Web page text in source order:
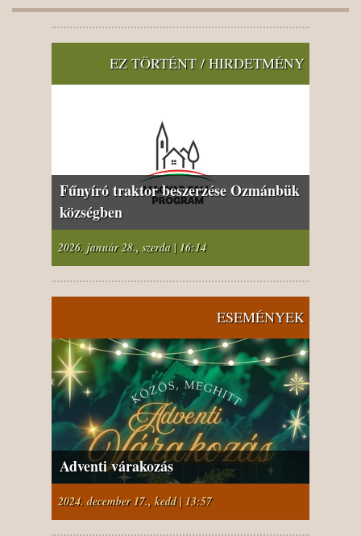
EZ TÖRTÉNT / HIRDETMÉNY
Fűnyíró traktor beszerzése Ozmánbük
községben
2026. január 28., szerda | 16:14
ESEMÉNYEK
Adventi várakozás
2024. december 17., kedd | 13:57